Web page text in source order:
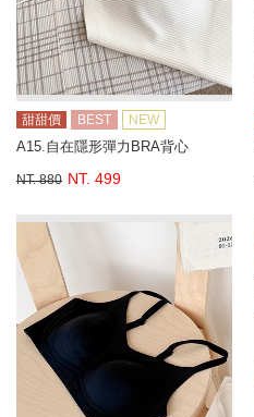
甜甜價 BEST NEW
A15.自在隱形彈力BRA背心
NT. 880 NT. 499